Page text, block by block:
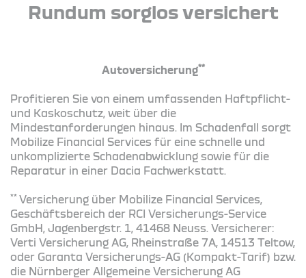
Rundum sorglos versichert
Autoversicherung**
Profitieren Sie von einem umfassenden Haftpflicht-
und Kaskoschutz, weit über die
Mindestanforderungen hinaus. Im Schadenfall sorgt
Mobilize Financial Services für eine schnelle und
unkomplizierte Schadenabwicklung sowie für die
Reparatur in einer Dacia Fachwerkstatt.
** Versicherung über Mobilize Financial Services,
Geschäftsbereich der RCI Versicherungs-Service
GmbH, Jagenbergstr. 1, 41468 Neuss. Versicherer:
Verti Versicherung AG, Rheinstraße 7A, 14513 Teltow,
oder Garanta Versicherungs-AG (Kompakt-Tarif) bzw.
die Nürnberger Allgemeine Versicherung AG